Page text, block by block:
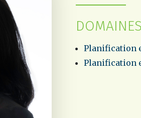
Planification
Planification